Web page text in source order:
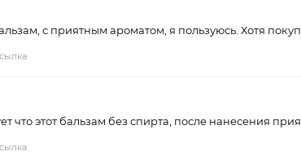
с приятным ароматом, я пользуюсь. Хотя
что этот бальзам без спирта, после нанесения